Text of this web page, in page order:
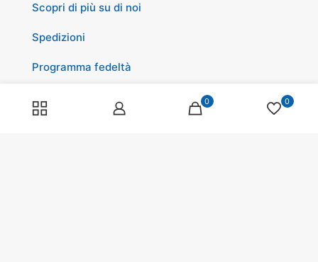
Scopri di più su di noi
Spedizioni
Programma fedeltà
0 0